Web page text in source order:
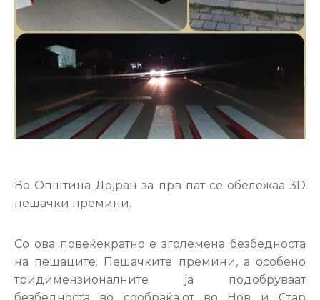
Проекти
Документи
Финансии
Настани
Во Општина Дојран за прв пат се обележаа 3D
пешачки премини.
Со ова повеќекратно е зголемена безбедноста
на пешаците. Пешачките премини, а особено
тридимензионалните ја подобруваат